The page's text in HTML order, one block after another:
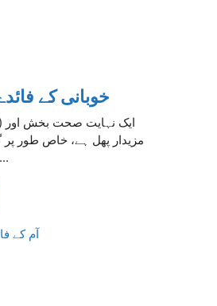
خوبانی کے
مزیدار پھل ہے، خاص طور پر
جاتا ہے۔ اس کے ...